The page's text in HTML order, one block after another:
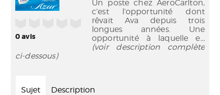
0avis
Un poste chez AeroCarlton,
c’est l’opportunité dont
rêvait Ava depuis trois
longues années. Une
opportunité à laquelle e...
(voir description complète
ci-dessous)
Sujet Description